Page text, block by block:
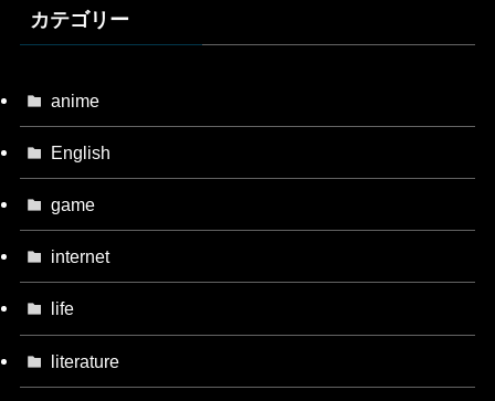
カテゴリー
anime
English
game
internet
life
literature